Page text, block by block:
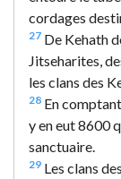
cordages
27 De Kehath
Jitseharites,
les clans des
28 En
y en eut 8600
sanctuaire.
29 Les clans